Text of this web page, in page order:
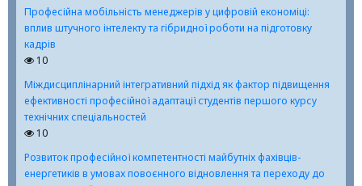
Професійна мобільність менеджерів у цифровій економіці:
вплив штучного інтелекту та гібридної роботи на підготовку
кадрів
10
Міждисциплінарний інтегративний підхід як фактор підвищення
ефективності професійної адаптації студентів першого курсу
технічних спеціальностей
10
Розвиток професійної компетентності майбутніх фахівців-
енергетиків в умовах повоєнного відновлення та переходу до